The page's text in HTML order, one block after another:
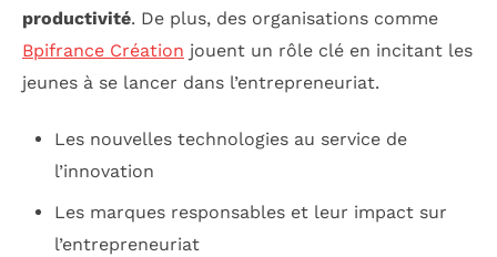
productivité. De plus, des organisations comme
Bpifrance Création jouent un rôle clé en incitant les
jeunes à se lancer dans l’entrepreneuriat.
Les nouvelles technologies au service de
l’innovation
Les marques responsables et leur impact sur
l’entrepreneuriat